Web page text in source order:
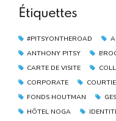
Étiquettes
#PITSYONTHEROAD
ANTHONY PITSY
CARTE DE VISITE
CORPORATE
FONDS HOUTMAN
HÔTEL NOGA